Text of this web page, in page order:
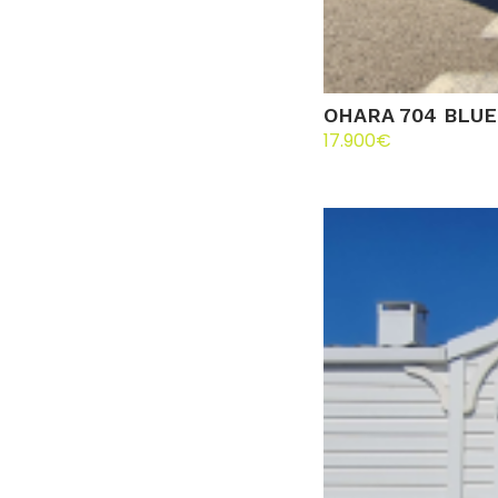
OHARA 704
17.900€